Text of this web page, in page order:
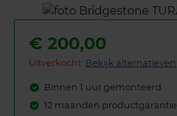
€ 200,00
Uitverkocht: Bekijk alternatieven
Binnen 1 uur gemonteerd
12 maanden productgarantie